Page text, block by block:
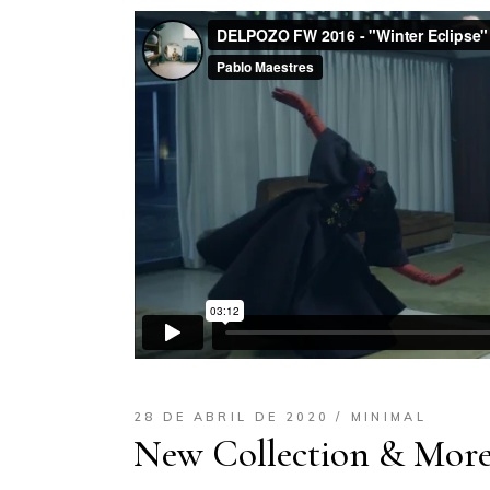
28 DE ABRIL DE 2020 MINIMAL
New Collection &